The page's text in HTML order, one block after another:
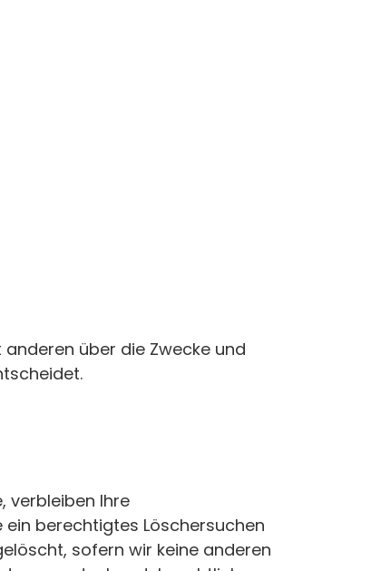
über die Zwecke und
verbleiben Ihre
berechtigtes Löschersuchen
sofern wir keine anderen